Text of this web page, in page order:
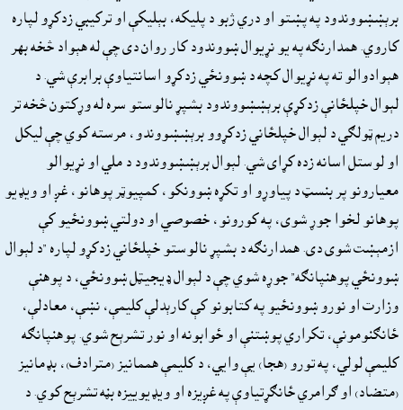
برېښښووندود په پښتو او دري ژبو د پليکه، بېليکې او ترکيبي زدکړو لپاره
کاروي. همدارنګه په يو نړيوال ښووندود کار روان دى چې له هېواد څخه بهر
هېوادوالو ته په نړيوال کچه د ښوونځي زدکړو اسانتياوې برابرې شي. د
لېوال خپلځانې زدکړې برېښښووندود بشپړ نالوستو سره له وړکتون څخه تر
دريم ټولګي د لېوال خپلځاني زدکړوو برېښښووندو، مرسته کوي چې ليکل
او لوستل اسانه زده کړاى شي. لېوال برېښښووندود د ملي او نړيوالو
معيارونو پر بنسټ د پياوړو او تکړه ښوونکو، کمپيوټر پوهانو، غږ او ويډيو
پوهانو لخوا جوړ شوى، په کورونو، خصوصي او دولتي ښوونځيو کې
ازمېښت شوى دى. همدارنګه د بشپړ نالوستو خپلځاني زدکړو لپاره ”د لېوال
ښوونځي پوهنپانګه” جوړه شوي چې د لېوال ډيجيټل ښوونځي، د پوهنې
وزارت او نورو ښوونځيو په کتابونو کې کارېدلې کليمې، نښې، معادلې،
ځانګنومونې، تکراري پوښتنې او ځوابونه او نور تشرېح شوي. پوهنپانګه
کليمې لولي، په تورو (هجا) يې وايي، د کليمې هممانيز (مترادف)، بډمانيز
(متضاد) او ګرامري ځانګړتياوې په غږيزه او ويډيوييزه بڼه تشرېح کوي. د